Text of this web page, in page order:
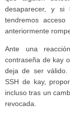
desaparecer, y si
tendremos
anteriormente
Ante una
contraseña de kay
deja de ser válido.
SSH de kay,
incluso tras un
revocada.